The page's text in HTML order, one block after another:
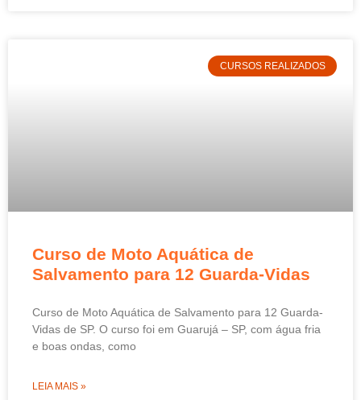
CURSOS REALIZADOS
Curso de Moto Aquática de
Salvamento para 12 Guarda-Vidas
Curso de Moto Aquática de Salvamento para 12 Guarda-
Vidas de SP. O curso foi em Guarujá – SP, com água fria
e boas ondas, como
LEIA MAIS »